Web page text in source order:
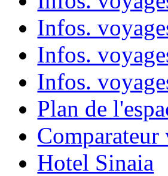
Infos.
Infos.
Infos.
Plan de
Comparateur
Hotel Sinaia